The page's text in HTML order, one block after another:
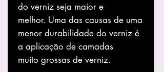
do verniz seja maior e
melhor. Uma das causas de uma
menor durabilidade do verniz é
a aplicação de camadas
muito grossas de verniz.